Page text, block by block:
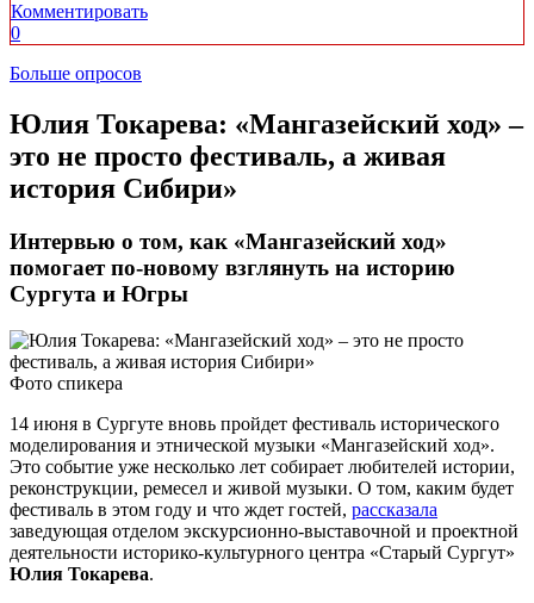
Комментировать
0
Больше опросов
​Юлия Токарева: «Мангазейский ход» ‒
это не просто фестиваль, а живая
история Сибири»
Интервью о том, как «Мангазейский ход»
помогает по-новому взглянуть на историю
Сургута и Югры
Фото спикера
14 июня в Сургуте вновь пройдет фестиваль исторического
моделирования и этнической музыки «Мангазейский ход».
Это событие уже несколько лет собирает любителей истории,
реконструкции, ремесел и живой музыки. О том, каким будет
фестиваль в этом году и что ждет гостей, рассказала
заведующая отделом экскурсионно-выставочной и проектной
деятельности историко-культурного центра «Старый Сургут»
Юлия Токарева.